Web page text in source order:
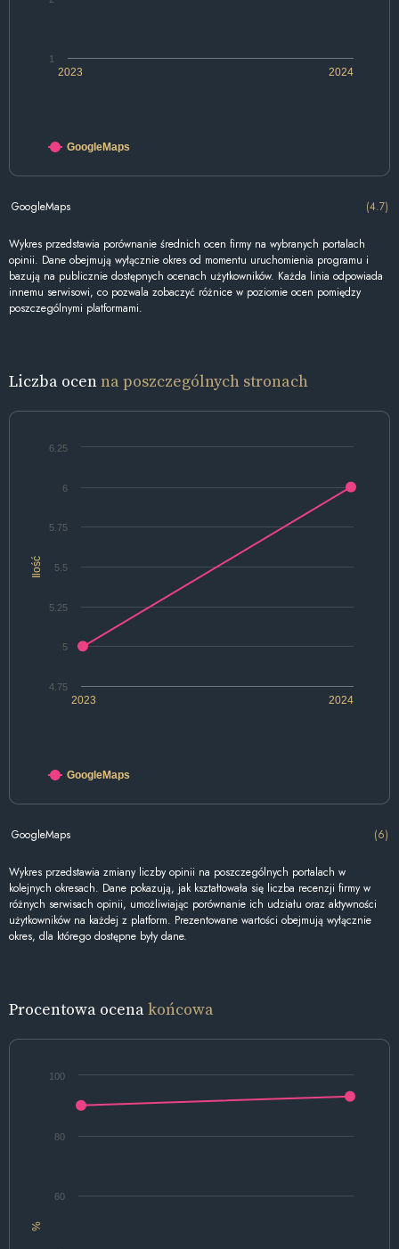
2023 2024
1
GoogleMaps
GoogleMaps (4.7)
Wykres przedstawia porównanie średnich ocen firmy na wybranych portalach
opinii. Dane obejmują wyłącznie okres od momentu uruchomienia programu i
bazują na publicznie dostępnych ocenach użytkowników. Każda linia odpowiada
innemu serwisowi, co pozwala zobaczyć różnice w poziomie ocen pomiędzy
poszczególnymi platformami.
Liczba ocenna poszczególnych stronach
Ilość
2023 2024
4.75
5
5.25
5.5
5.75
6
6.25
GoogleMaps
GoogleMaps (6)
Wykres przedstawia zmiany liczby opinii na poszczególnych portalach w
kolejnych okresach. Dane pokazują, jak kształtowała się liczba recenzji firmy w
różnych serwisach opinii, umożliwiając porównanie ich udziału oraz aktywności
użytkowników na każdej z platform. Prezentowane wartości obejmują wyłącznie
okres, dla którego dostępne były dane.
Procentowa ocenakońcowa
%
60
80
100